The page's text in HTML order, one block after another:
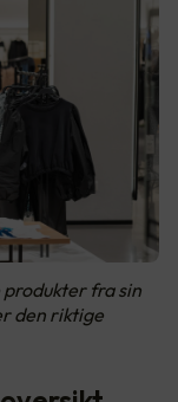
fra sin
den riktige